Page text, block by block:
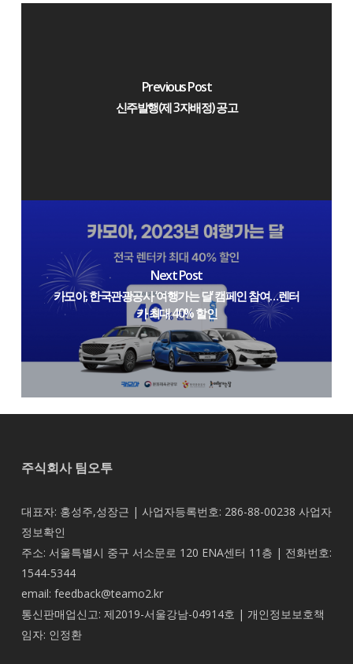
Previous Post
신주발행(제 3자배정) 공고
Next Post
카모아, 한국관광공사 ‘여행가는 달’ 캠페인 참여…렌터
카 최대 40% 할인
주식회사 팀오투
대표자: 홍성주,성장근 | 사업자등록번호: 286-88-00238 사업자
정보확인
주소: 서울특별시 중구 서소문로 120 ENA센터 11층 | 전화번호:
1544-5344
email: feedback@teamo2.kr
통신판매업신고: 제2019-서울강남-04914호 | 개인정보보호책
임자: 인정환